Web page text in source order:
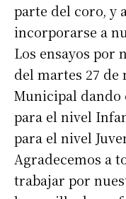
parte del coro, y
incorporarse a
Los ensayos por
del martes 27 de
Municipal dando
para el nivel
para el nivel
Agradecemos a
trabajar por